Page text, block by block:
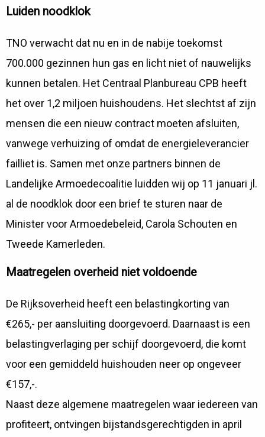
Luiden noodklok
TNO verwacht dat nu en in de nabije toekomst
700.000 gezinnen hun gas en licht niet of nauwelijks
kunnen betalen. Het Centraal Planbureau CPB heeft
het over 1,2 miljoen huishoudens. Het slechtst af zijn
mensen die een nieuw contract moeten afsluiten,
vanwege verhuizing of omdat de energieleverancier
failliet is. Samen met onze partners binnen de
Landelijke Armoedecoalitie luidden wij op 11 januari jl.
al de noodklok door een brief te sturen naar de
Minister voor Armoedebeleid, Carola Schouten en
Tweede Kamerleden.
Maatregelen overheid niet voldoende
De Rijksoverheid heeft een belastingkorting van
€265,- per aansluiting doorgevoerd. Daarnaast is een
belastingverlaging per schijf doorgevoerd, die komt
voor een gemiddeld huishouden neer op ongeveer
€157,-.
Naast deze algemene maatregelen waar iedereen van
profiteert, ontvingen bijstandsgerechtigden in april